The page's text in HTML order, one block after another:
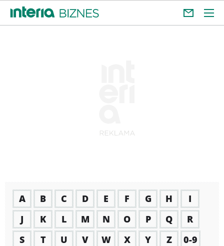
A B C D E F G H
I
J
K L M N O P Q
R
S
T U V W X Y Z
0-9